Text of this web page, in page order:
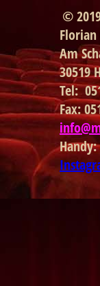
©
Am
30519
Tel:
Fax: